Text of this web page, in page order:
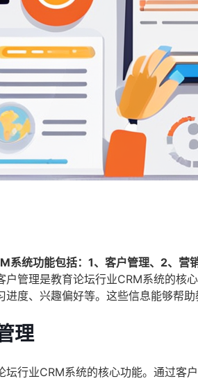
系统功能包括：1、客户管理、2、营
户管理是教育论坛行业CRM系统的核
进度、兴趣偏好等。这些信息能够帮
理
坛行业CRM系统的核心功能。通过客